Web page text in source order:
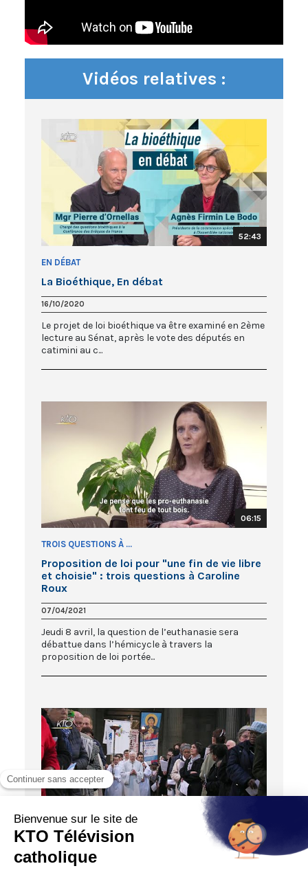
Vidéos relatives :
52:43
EN DÉBAT
La Bioéthique, En débat
16/10/2020
Le projet de loi bioéthique va être examiné en 2ème
lecture au Sénat, après le vote des députés en
catimini au c...
06:15
TROIS QUESTIONS À ...
Proposition de loi pour "une fin de vie libre
et choisie" : trois questions à Caroline
Roux
07/04/2021
Jeudi 8 avril, la question de l’euthanasie sera
débattue dans l’hémicycle à travers la
proposition de loi portée...
01:57:36
DIRECT À SAINT-SULPICE
Veillée de prière pour la Vie